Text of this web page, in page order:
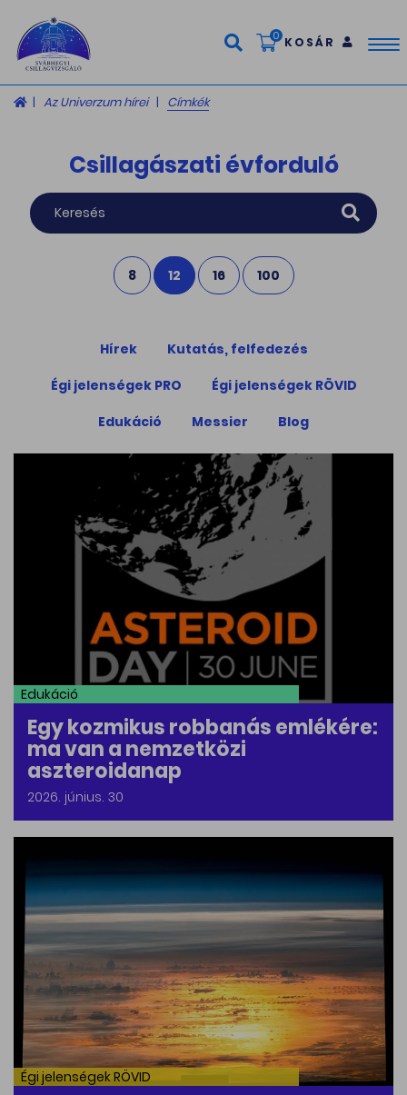
0 KOSÁR
Az Univerzum hírei Címkék
Csillagászati évforduló
8 12 16 100
Hírek
Kutatás, felfedezés
Égi jelenségek PRO
Égi jelenségek RÖVID
Edukáció
Messier Blog
Edukáció
Egy kozmikus robbanás emlékére:
ma van a nemzetközi
aszteroidanap
2026. június. 30
Égi jelenségek RÖVID